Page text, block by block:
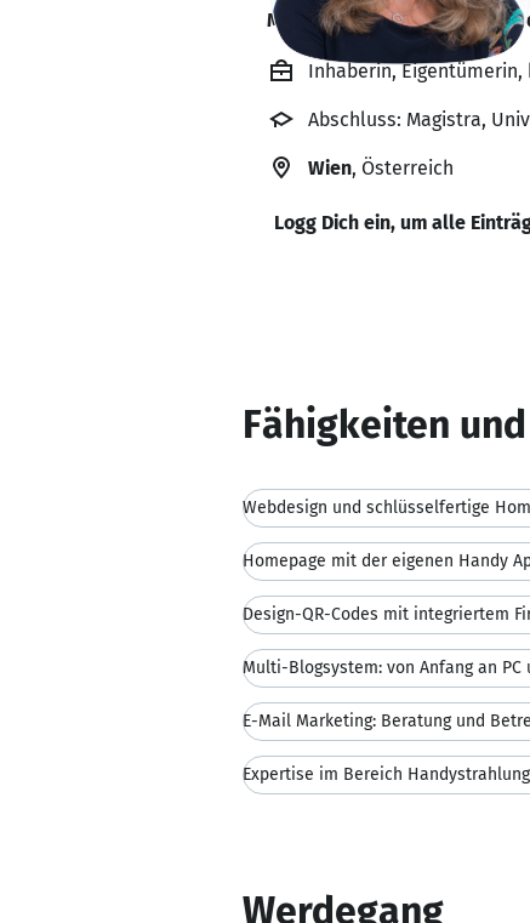
Mit Begeisterung und Freude
Inhaberin, Eigentümerin,
Abschluss: Magistra,
Wien, Österreich
Logg Dich ein, um alle
Fähigkeiten
Webdesign und schlüsselfertige
E-Mail Marketing: Beratung und
Werdegang